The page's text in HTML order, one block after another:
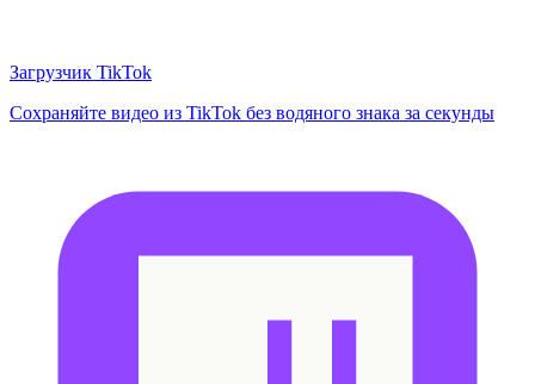
Загрузчик TikTok
Сохраняйте видео из TikTok без водяного знака за секунды